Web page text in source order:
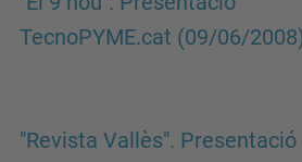
TecnoPYME.cat (09/06/
"Revista Vallès". Presentació